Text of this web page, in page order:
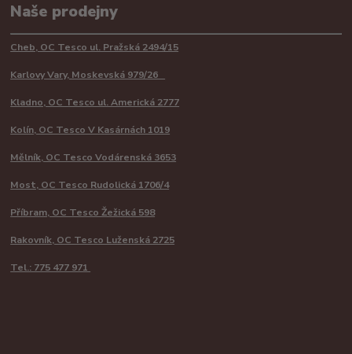
Naše prodejny
Cheb, OC Tesco ul. Pražská 2494/15
Karlovy Vary, Moskevská 979/26
Kladno, OC Tesco ul. Americká 2777
Kolín, OC Tesco V Kasárnách 1019
Mělník, OC Tesco Vodárenská 3653
Most, OC Tesco Rudolická 1706/4
Příbram, OC Tesco Žežická 598
Rakovník, OC Tesco Luženská 2725
Tel.: 775 477 971